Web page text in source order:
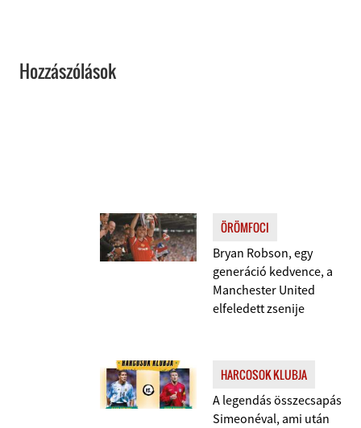
Hozzászólások
ÖRÖMFOCI
Bryan Robson, egy
generáció kedvence, a
Manchester United
elfeledett zsenije
HARCOSOK KLUBJA
A legendás összecsapás
Simeonéval, ami után